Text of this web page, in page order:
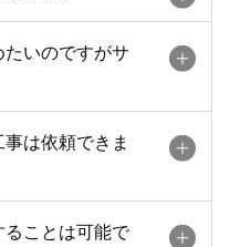
いのですがサ
は依頼できま
ることは可能で